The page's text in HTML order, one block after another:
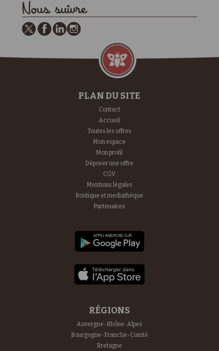
Nous suivre
PLAN DU SITE
Contact
Accueil
Toutes les offres
Mon espace
Mon profil
Déposer une offre
CGV
Mentions légales
Boutique et mediathèque
Partenaires
RÉGIONS
Auvergne-Rhône-Alpes
Bourgogne-Franche-Comté
Bretagne